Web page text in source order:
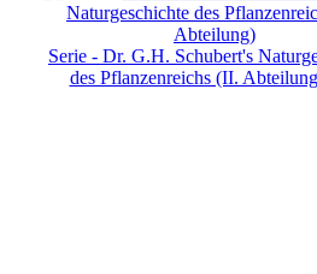
Serie - Dr. G.H. Schubert's
des Pflanzenreichs (II.